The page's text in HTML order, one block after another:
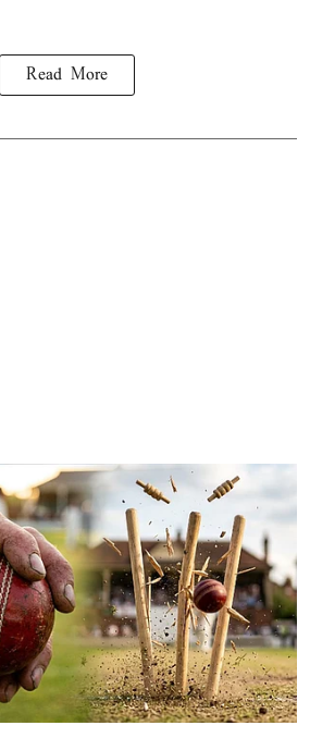
Read More